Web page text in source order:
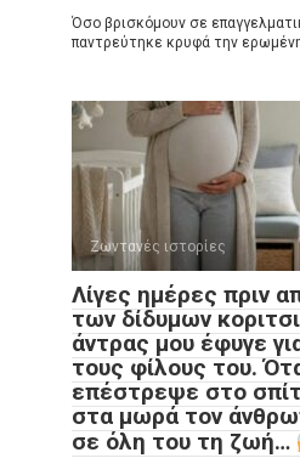
Όσο βρισκόμουν σε
παντρεύτηκε κρυφά την
Ζωντανές ιστορίες
Λίγες ημέρες πριν
των δίδυμων
άντρας μου έφυγε
τους φίλους του.
επέστρεψε στο
στα μωρά τον
σε όλη του τη ζωή…